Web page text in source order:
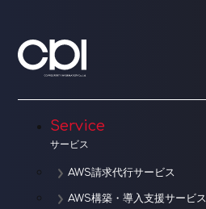
ー
シ
ョ
ン Service
サービス
AWS請求代行サービス
AWS構築・導入支援サービス